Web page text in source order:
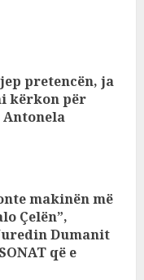
pretencën, ja
kërkon për
makinën më
Çelën”,
Dumanit
që e